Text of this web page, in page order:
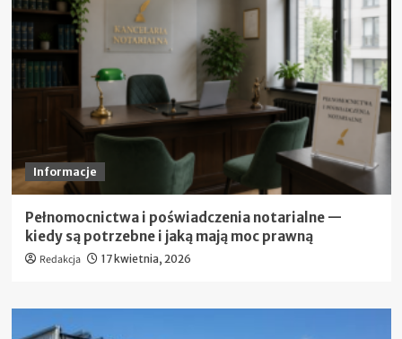
Informacje
Pełnomocnictwa i poświadczenia notarialne —
kiedy są potrzebne i jaką mają moc prawną
Redakcja 17 kwietnia, 2026